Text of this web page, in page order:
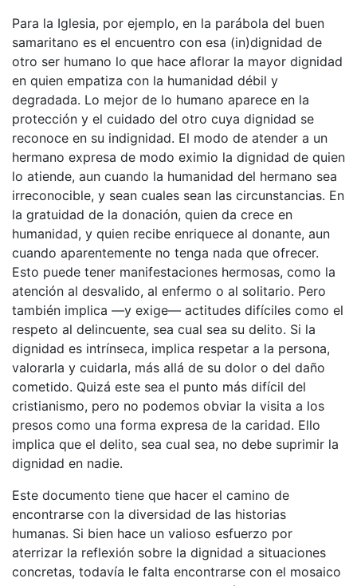
Para la Iglesia, por ejemplo, en la parábola del buen
samaritano es el encuentro con esa (in)dignidad de
otro ser humano lo que hace aflorar la mayor dignidad
en quien empatiza con la humanidad débil y
degradada. Lo mejor de lo humano aparece en la
protección y el cuidado del otro cuya dignidad se
reconoce en su indignidad. El modo de atender a un
hermano expresa de modo eximio la dignidad de quien
lo atiende, aun cuando la humanidad del hermano sea
irreconocible, y sean cuales sean las circunstancias. En
la gratuidad de la donación, quien da crece en
humanidad, y quien recibe enriquece al donante, aun
cuando aparentemente no tenga nada que ofrecer.
Esto puede tener manifestaciones hermosas, como la
atención al desvalido, al enfermo o al solitario. Pero
también implica —y exige— actitudes difíciles como el
respeto al delincuente, sea cual sea su delito. Si la
dignidad es intrínseca, implica respetar a la persona,
valorarla y cuidarla, más allá de su dolor o del daño
cometido. Quizá este sea el punto más difícil del
cristianismo, pero no podemos obviar la visita a los
presos como una forma expresa de la caridad. Ello
implica que el delito, sea cual sea, no debe suprimir la
dignidad en nadie.
Este documento tiene que hacer el camino de
encontrarse con la diversidad de las historias
humanas. Si bien hace un valioso esfuerzo por
aterrizar la reflexión sobre la dignidad a situaciones
concretas, todavía le falta encontrarse con el mosaico